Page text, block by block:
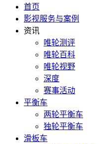
首页
影视服务与案例
资讯
唯轮测评
唯轮百科
唯轮视野
深度
赛事活动
平衡车
两轮平衡车
独轮平衡车
滑板车